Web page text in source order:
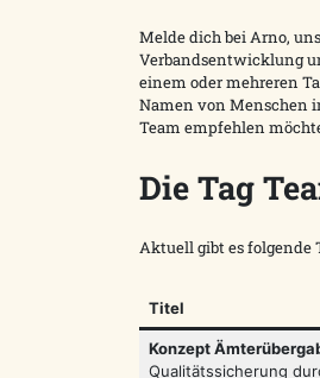
Melde dich bei Arno,
Verbandsentwicklung
einem oder mehreren
Namen von Menschen
Team empfehlen
Die Tag
Aktuell gibt es folgende
Titel
Konzept
Qualitätssicherung